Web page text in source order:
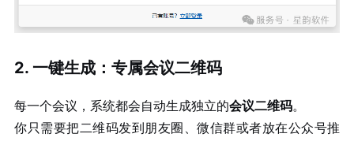
2. 一键生成：专属会议二维码
每一个会议，系统都会自动生成独立的会议二维码。
你只需要把二维码发到朋友圈、微信群或者放在公众号推